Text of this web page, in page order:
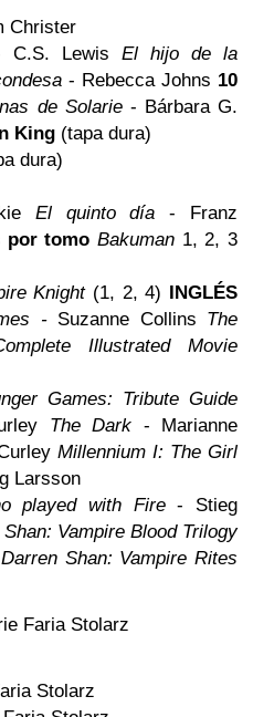
Christer
C.S. Lewis
El hijo de la
- Rebecca Johns 10
de Solarie- Bárbara G.
King (tapa dura)
dura)
El quinto día- Franz
por tomo Bakuman1, 2, 3
Knight(1, 2, 4) INGLÉS
- Suzanne Collins The
Illustrated Movie
Games: Tribute Guide
The Dark - Marianne
Millennium I: The Girl
Larsson
played with Fire- Stieg
Vampire Blood Trilogy
Shan: Vampire Rites
Faria Stolarz
Stolarz